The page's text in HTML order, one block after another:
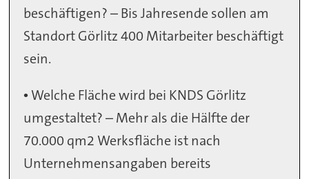
beschäftigen? – Bis Jahresende sollen am
Standort Görlitz 400 Mitarbeiter beschäftigt
sein.
• Welche Fläche wird bei KNDS Görlitz
umgestaltet? – Mehr als die Hälfte der
70.000 qm2 Werksfläche ist nach
Unternehmensangaben bereits